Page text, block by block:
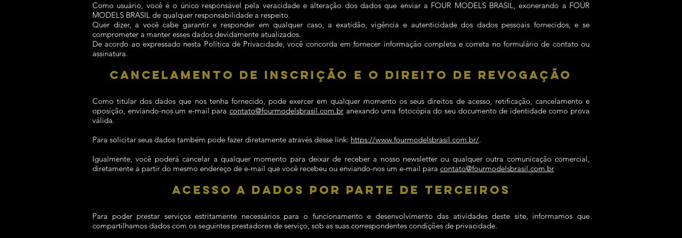
Como usuário, você é o único responsável pela veracidade e alteração dos dados que enviar a FOUR MODELS BRASIL, exonerando a FOUR
MODELS BRASIL de qualquer responsabilidade a respeito.
Quer dizer, a você cabe garantir e responder em qualquer caso, a exatidão, vigência e autenticidade dos dados pessoais fornecidos, e se
comprometer a manter esses dados devidamente atualizados.
De acordo ao expressado nesta Política de Privacidade, você concorda em fornecer informação completa e correta no formulário de contato ou
assinatura.
CANCELAMENTO DE INSCRIÇÃO E O DIREITO DE REVOGAÇÃO
Como titular dos dados que nos tenha fornecido, pode exercer em qualquer momento os seus direitos de acesso, retificação, cancelamento e
oposição, enviando-nos um e-mail para contato@fourmodelsbrasil.com.br anexando uma fotocópia do seu documento de identidade como prova
válida.
Para solicitar seus dados também pode fazer diretamente através desse link: https://www.fourmodelsbrasil.com.br/.
Igualmente, você poderá cancelar a qualquer momento para deixar de receber a nosso newsletter ou qualquer outra comunicação comercial,
diretamente a partir do mesmo endereço de e-mail que você recebeu ou enviando-nos um e-mail para contato@fourmodelsbrasil.com.br
ACESSO A DADOS POR PARTE DE TERCEIROS
Para poder prestar serviços estritamente necessários para o funcionamento e desenvolvimento das atividades deste site, informamos que
compartilhamos dados com os seguintes prestadores de serviço, sob as suas correspondentes condições de privacidade.